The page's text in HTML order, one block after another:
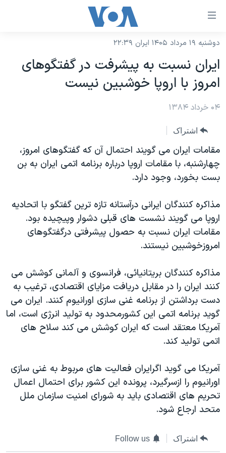
لینکهای
دسترسی
جهش
به
محتوای
اصلی
صفحه
اصلی
جهش
به
جستجو
نسخه سبک وب‌سایت
موضوع ها
ایران
آمریکا
جهان
ورزشی
گزیده‌ها
ویژه برنامه‌ها
ویدیوها
فرهنگ و زندگی
اقتصادی
علم و فناوری
اسرائیل در جنگ
گالری عکس
آرشیو پخش زنده
برنامه های تلویزیونی
جدول برنامه ها
صفحه‌های ویژه
جام جهانی ۲۰۲۶
عملیات خشم حماسی
۲۵۰سالگی آمریکا
بایگانی برنامه‌های تلویزیونی
مستندها
حمله جمهوری اسلامی به اسرائیل
رمز مهسا
ورزش زنان در ایران
اعتراضات زن، زندگی، آزادی
مجموعه مستندهای دادخواهی
تریبونال مردمی آبان ۹۸
دادگاه حمید نوری
چهل سال گروگان‌گیری
قانون شفافیت دارائی کادر رهبری ایران
اعتراضات مردمی آبان ۹۸
فرکانس‌های صدای آمریکا
پخش رادیویی
یادگیری زبان انگلیسی
دنبال کنید
زبانهای مختلف
دوشنبه ۱۹ مرداد ۱۴۰۵ ایران ۲۲:۳۹
ايران نسبت به پيشرفت در گفتگوهای
امروز با اروپا خوشبين نيست
۰۴ خرداد ۱۳۸۴
اشتراک
مقامات ايران می گويند احتمال آن که گفتگوهای امروز،
چهارشنبه، با مقامات اروپا درباره برنامه اتمی ايران به بن
بست بخورد، وجود دارد.
مذاکره کنندگان ايرانی درآستانه تازه ترين گفتگو با اتحاديه
اروپا می گويند نشست های قبلی دشوار وپيچيده بود.
مقامات ايران نسبت به حصول پيشرفتی درگفتگوهای
امروزخوشبين نيستند.
مذاکره کنندگان بريتانيائی، فرانسوی و آلمانی کوشش می
کنند ايران را در مقابل دريافت مزايای اقتصادی، ترغيب به
دست برداشتن از برنامه غنی سازی اورانيوم کنند. ايران می
گويد برنامه اتمی اين کشورمحدود به توليد انرژی است، اما
آمريکا معتقد است که ايران کوشش می کند سلاح های
اتمی توليد کند.
آمريکا می گويد اگرايران فعاليت های مربوط به غنی سازی
اورانيوم را ازسرگيرد، پرونده اين کشور برای احتمال اعمال
تحريم های اقتصادی بايد به شورای امنيت سازمان ملل
متحد ارجاع شود.
اشتراک Follow us